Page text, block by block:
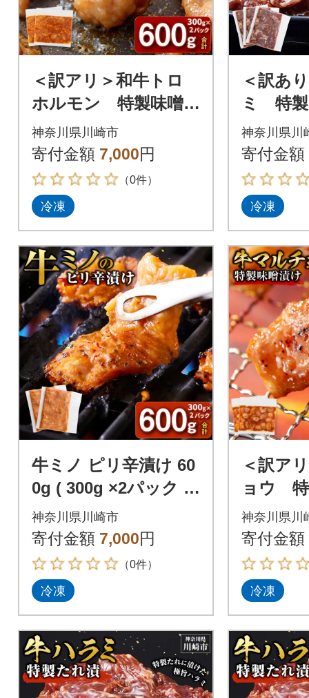
＜訳アリ＞和牛トロ
ホルモン 特製味噌漬
け 0.6kg(300g×2)
神奈川県川崎市
寄付金額 7,000円
（0件）
冷凍
＜訳あ
ミ 特
g【2026
神奈川県川
寄付金額
冷凍
牛ミノ ピリ辛漬け 60
0g ( 300g ×2パック )
【2026年11月発送】
神奈川県川崎市
寄付金額 7,000円
（0件）
冷凍
＜訳ア
ョウ
年11月
神奈川県川
寄付金額
冷凍